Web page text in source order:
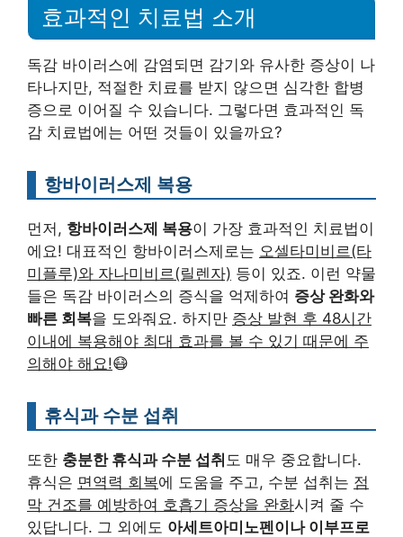
효과적인 치료법 소개
독감 바이러스에 감염되면 감기와 유사한 증상이 나
타나지만, 적절한 치료를 받지 않으면 심각한 합병
증으로 이어질 수 있습니다. 그렇다면 효과적인 독
감 치료법에는 어떤 것들이 있을까요?
항바이러스제 복용
먼저, 항바이러스제 복용이 가장 효과적인 치료법이
에요! 대표적인 항바이러스제로는 오셀타미비르(타
미플루)와 자나미비르(릴렌자) 등이 있죠. 이런 약물
들은 독감 바이러스의 증식을 억제하여 증상 완화와
빠른 회복을 도와줘요. 하지만 증상 발현 후 48시간
이내에 복용해야 최대 효과를 볼 수 있기 때문에 주
의해야 해요!😷
휴식과 수분 섭취
또한 충분한 휴식과 수분 섭취 도 매우 중요합니다.
휴식은 면역력 회복에 도움을 주고, 수분 섭취는 점
막 건조를 예방하여 호흡기 증상을 완화시켜 줄 수
있답니다. 그 외에도 아세트아미노펜이나 이부프로